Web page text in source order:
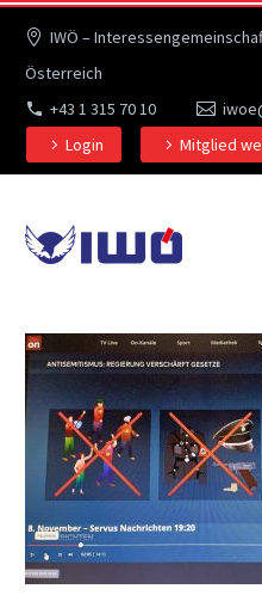
IWÖ –
Österreich
+43 1 315 70 10
Login
Mitglied